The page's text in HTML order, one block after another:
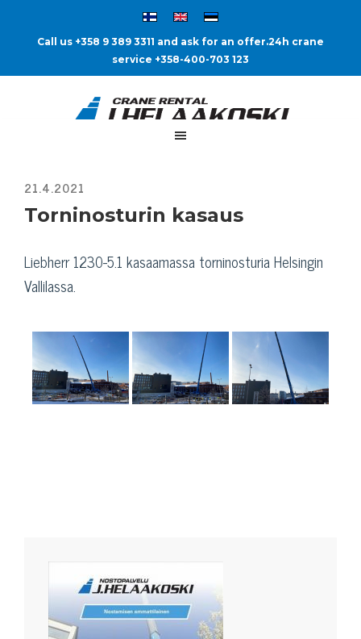
Call us +358 9 389 3311 and ask for an offer.24h crane
service +358-400-703 123
Torninosturin kasaus
Liebherr 1230-5.1 kasaamassa torninosturia Helsingin
Vallilassa.